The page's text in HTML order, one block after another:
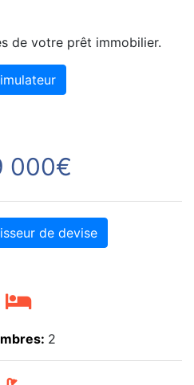
de votre prêt immobilier.
000€
de devise
2